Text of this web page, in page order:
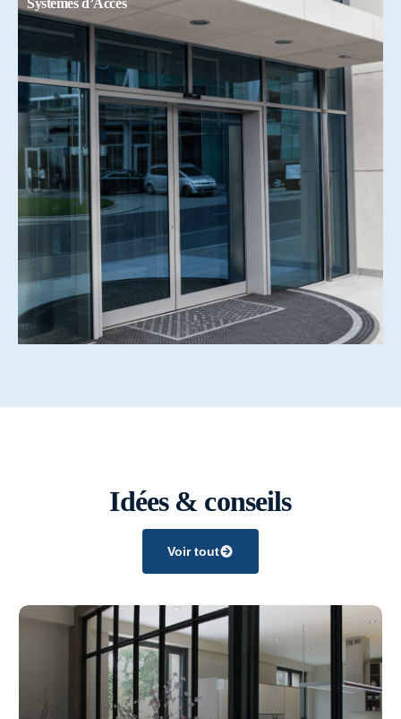
Systemes d’Accés
Idées & conseils
Voir tout